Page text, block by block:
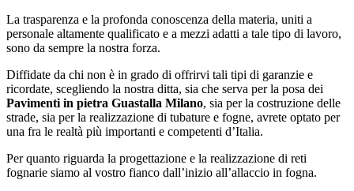
La trasparenza e la profonda conoscenza della materia, uniti a
personale altamente qualificato e a mezzi adatti a tale tipo di lavoro,
sono da sempre la nostra forza.
Diffidate da chi non è in grado di offrirvi tali tipi di garanzie e
ricordate, scegliendo la nostra ditta, sia che serva per la posa dei
Pavimenti in pietra Guastalla Milano, sia per la costruzione delle
strade, sia per la realizzazione di tubature e fogne, avrete optato per
una fra le realtà più importanti e competenti d’Italia.
Per quanto riguarda la progettazione e la realizzazione di reti
fognarie siamo al vostro fianco dall’inizio all’allaccio in fogna.